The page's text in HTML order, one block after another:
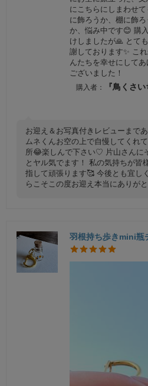
にこちらにしまわせ
に飾ろうか、棚に飾
か、悩み中です😊 購
けしましたが🙏 とて
謝しております✨️ こ
んたちを幸せにして
ございました！
『鳥くさ
お迎え＆お写真付きレビューまで
ムネくんお空の上で自慢してくれ
所😂楽しんで下さい♡ 片山さんに
とヤル気でます！ 私の気持ちが皆
指して頑張ります🥰 今後とも宜し
らこそこの度お迎え本当にありが
羽根持ち歩きmini瓶